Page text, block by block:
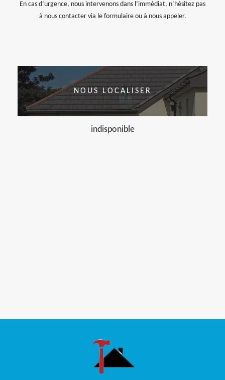
En cas d’urgence, nous intervenons dans l’immédiat, n’hésitez pas
à nous contacter via le formulaire ou à nous appeler.
NOUS LOCALISER
indisponible